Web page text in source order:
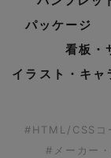
パッケージ
看板・
イラスト・キャ
#HTML/CSSコ
#メーカー